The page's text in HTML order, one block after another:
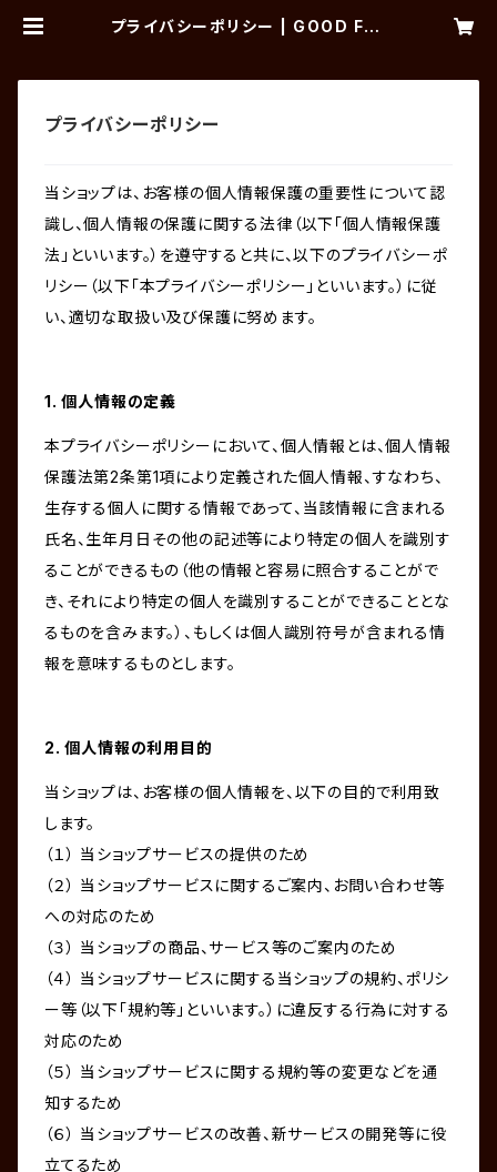
プライバシーポリシー | GOOD FEL
プライバシーポリシー
当ショップは、お客様の個人情報保護の重要性について認
識し、個人情報の保護に関する法律（以下「個人情報保護
法」といいます。）を遵守すると共に、以下のプライバシーポ
リシー（以下「本プライバシーポリシー」といいます。）に従
い、適切な取扱い及び保護に努めます。
1. 個人情報の定義
本プライバシーポリシーにおいて、個人情報とは、個人情報
保護法第2条第1項により定義された個人情報、すなわち、
生存する個人に関する情報であって、当該情報に含まれる
氏名、生年月日その他の記述等により特定の個人を識別す
ることができるもの（他の情報と容易に照合することがで
き、それにより特定の個人を識別することができることとな
るものを含みます。）、もしくは個人識別符号が含まれる情
報を意味するものとします。
2. 個人情報の利用目的
当ショップは、お客様の個人情報を、以下の目的で利用致
します。
（１） 当ショップサービスの提供のため
（２） 当ショップサービスに関するご案内、お問い合わせ等
への対応のため
（３） 当ショップの商品、サービス等のご案内のため
（４） 当ショップサービスに関する当ショップの規約、ポリシ
ー等（以下「規約等」といいます。）に違反する行為に対する
対応のため
（５） 当ショップサービスに関する規約等の変更などを通
知するため
（６） 当ショップサービスの改善、新サービスの開発等に役
立てるため